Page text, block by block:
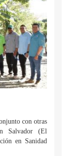
con otras
Salvador (El
en Sanidad